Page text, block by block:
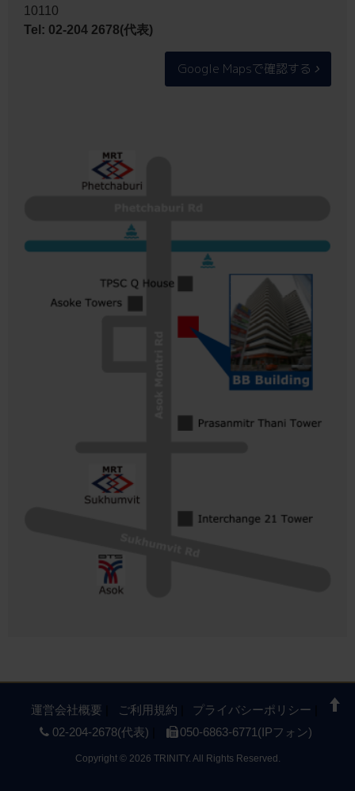
10110
Tel: 02-204 2678(代表)
Google Mapsで確認する
運営会社概要 ご利用規約
プライバシーポリシー
02-204-2678(代表)
050-6863-6771(IPフォン)
Copyright ©2026 TRINITY. All Rights Reserved.